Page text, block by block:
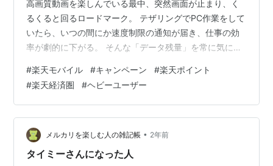
高画質動画を楽しんでいる最中、突然画面が止まり、く
るくると回るロードマーク。 テザリングでPC作業をして
いたら、いつの間にか速度制限の通知が届き、仕事の効
率が劇的に下がる。 そんな「データ残量」を常に気にす
ータ通信はもはや電気や水道と同じ、不可欠なライフラ
インです。 しかし、多くのユーザーが「無制限」という
言葉を信じて契約したはずのプランで、実は見えない速
度制限や高額な料金設定という「見えない壁」に突き当
たっています。 私は、楽天モバイルの通信網構築やアン
テナ設置の裏側、そしてトラフィック制…
#楽天モバイル #キャンペーン #楽天ポイント
#楽天経済圏 #ヘビーユーザー
メルカリを楽しむ人の雑記帳 • 2年前
タイミーさんになった人